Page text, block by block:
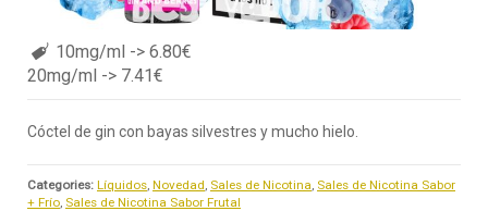
10mg/ml -> 6.80€
20mg/ml -> 7.41€
Cóctel de gin con bayas silvestres y mucho hielo.
Categories: Líquidos, Novedad, Sales de Nicotina, Sales de Nicotina Sabor
+ Frío, Sales de Nicotina Sabor Frutal